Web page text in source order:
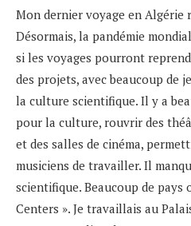
Mon dernier voyage en Algérie
Désormais, la pandémie
si les voyages pourront
des projets, avec beaucoup de
la culture scientifique. Il y a
pour la culture, rouvrir des
et des salles de cinéma,
musiciens de travailler. Il
scientifique. Beaucoup de pays
Centers ». Je travaillais au